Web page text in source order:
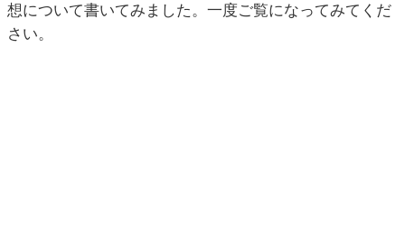
想について書いてみました。一度ご覧になってみてくだ
さい。